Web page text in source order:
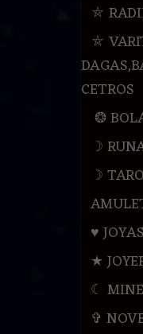
⛤
⛤
CETROS
❂
☽
☽
♥
★
☾
✞